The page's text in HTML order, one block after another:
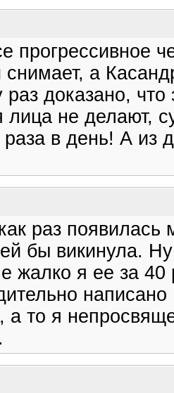
прогрессивное
снимает, а
доказано, что
лица не делают,
в день! А
раз появилась
бы викинула.
жалко я ее за
а то я